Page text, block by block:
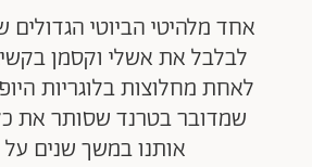
אחד מלהיטי הביוטי הגדולים
לבלבל את אשלי וקסמן
לאחת מחלוצות בלוגריות
שמדובר בטרנד שסותר את
אותנו במשך שנים על